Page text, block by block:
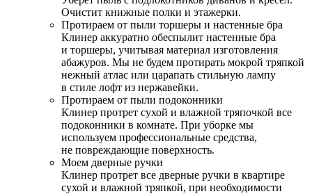
Очистит книжные полки и этажерки.
Протираем от пыли торшеры и настенные бра
Клинер аккуратно обеспылит настенные бра
и торшеры, учитывая материал изготовления
абажуров. Мы не будем протирать мокрой тряпкой
нежный атлас или царапать стильную лампу
в стиле лофт из нержавейки.
Протираем от пыли подоконники
Клинер протрет сухой и влажной тряпочкой все
подоконники в комнате. При уборке мы
используем профессиональные средства,
не повреждающие поверхность.
Моем дверные ручки
Клинер протрет все дверные ручки в квартире
сухой и влажной тряпкой, при необходимости